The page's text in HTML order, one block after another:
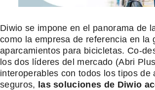
Diwio se impone en el panorama de
como la empresa de referencia en la
aparcamientos para bicicletas. Co-
los dos líderes del mercado (Abri
interoperables con todos los tipos de
seguros, las soluciones de Diwio